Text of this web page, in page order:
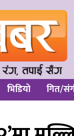
भिडियो गित/